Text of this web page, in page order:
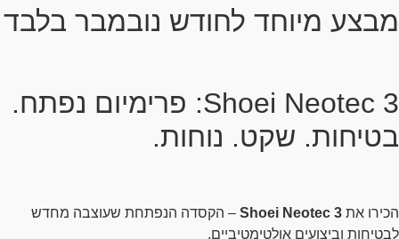
מבצע מיוחד לחודש נובמבר בלבד
Shoei Neotec 3: פרימיום נפתח.
בטיחות. שקט. נוחות.
הכירו את Shoei Neotec 3 – הקסדה הנפתחת שעוצבה מחדש
לבטיחות וביצועים אולטימטיביים.